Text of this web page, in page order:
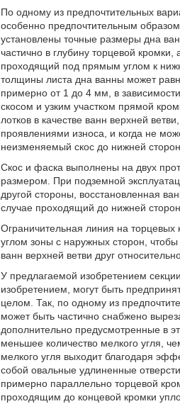
По одному из предпочтительных
особенно предпочтительным
установлены точные размеры дна
частично в глубину торцевой
проходящий под прямым углом к
толщины листа дна ванны может
примерно от 1 до 4 мм, в
скосом и узким участком прямой
лотков в качестве ванн верхней
проявлениями износа, и когда не
неизменяемый скос до нижней
Скос и фаска выполнены на двух
размером. При подземной
другой стороны, восстановленная
случае проходящий до нижней
Ограничительная линия на торцевых
углом зоны с наружных сторон,
ванн верхней ветви друг
У предлагаемой изобретением
изобретением, могут быть
целом. Так, по одному из
может быть частично снабжено
дополнительно предусмотренные в
меньшее количество мелкого угля,
мелкого угля выходит благодаря
собой овальные удлиненные
примерно параллельно торцевой
проходящим до концевой кромки